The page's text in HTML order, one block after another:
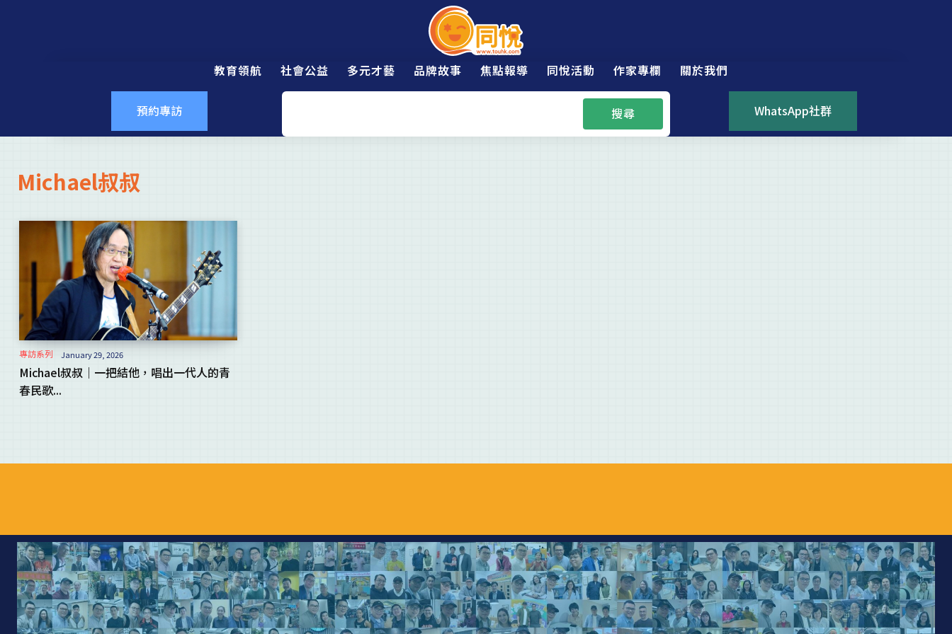
教育領航 社會公益 多元才藝 品牌故事 焦點報導 同悅活動 作家專欄 關於我們
預約專訪 搜尋 WhatsApp社群
Michael叔叔
專訪系列 January 29, 2026
Michael叔叔｜一把結他，唱出一代人的青
春民歌...